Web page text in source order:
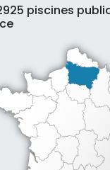
piscines